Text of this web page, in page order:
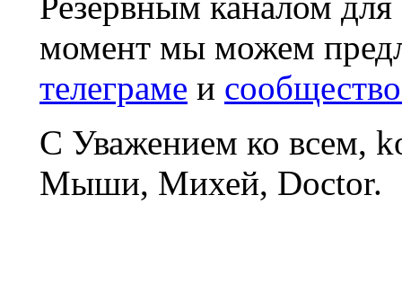
момент мы можем
телеграме и
С Уважением ко всем,
Мыши, Михей, Doctor.